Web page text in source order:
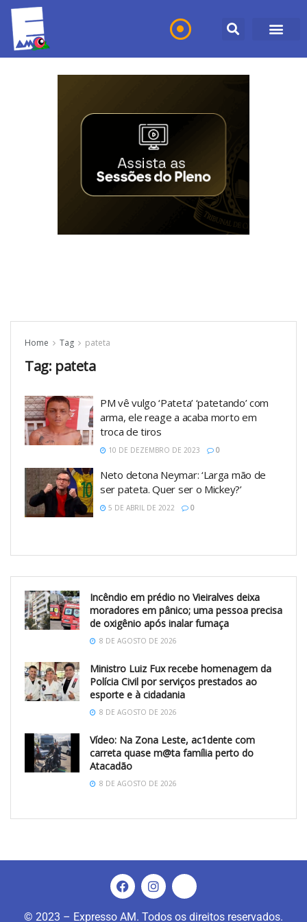
Home Tag pateta
Tag: pateta
PM vê vulgo ‘Pateta’ ‘patetando’ com
arma, ele reage a acaba morto em
troca de tiros
10 DE DEZEMBRO DE 2023 0
Neto detona Neymar: ‘Larga mão de
ser pateta. Quer ser o Mickey?’
5 DE ABRIL DE 2022 0
Incêndio em prédio no Vieiralves deixa
moradores em pânico; uma pessoa precisa
de oxigênio após inalar fumaça
8 DE AGOSTO DE 2026
Ministro Luiz Fux recebe homenagem da
Polícia Civil por serviços prestados ao
esporte e à cidadania
8 DE AGOSTO DE 2026
Vídeo: Na Zona Leste, ac1dente com
carreta quase m@ta família perto do
Atacadão
8 DE AGOSTO DE 2026
© 2023 – Expresso AM. Todos os direitos reservados.